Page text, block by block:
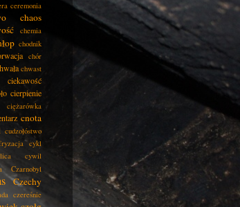
ceremonia
chaos
chemia
chodnik
chór
chwast
ciekawość
cierpienie
ciężarówka
cnota
cudzołóstwo
cykl
cywil
Czarnobyl
Czechy
czereśnie